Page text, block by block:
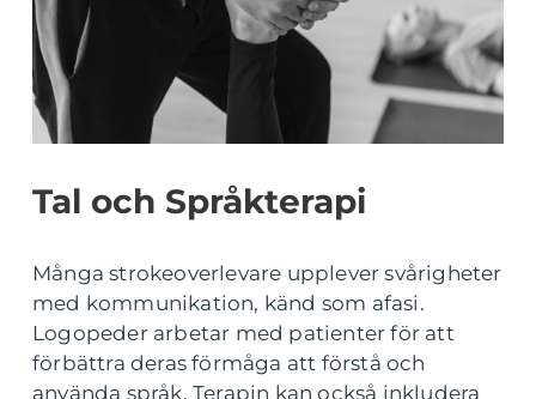
Tal och Språkterapi
Många strokeoverlevare upplever svårigheter
med kommunikation, känd som afasi.
Logopeder arbetar med patienter för att
förbättra deras förmåga att förstå och
använda språk. Terapin kan också inkludera